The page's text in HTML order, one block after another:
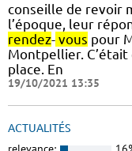
conseille de revoir
l’époque, leur
rendez- vous pour
Montpellier. C’était
place. En
19/10/2021 13:35
ACTUALITÉS